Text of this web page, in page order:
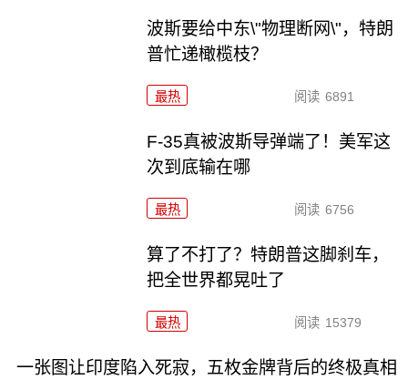
波斯要给中东\"物理断网\"，特朗
普忙递橄榄枝？
最热 阅读 6891
F-35真被波斯导弹端了！美军这
次到底输在哪
最热 阅读 6756
算了不打了？特朗普这脚刹车，
把全世界都晃吐了
最热 阅读 15379
一张图让印度陷入死寂，五枚金牌背后的终极真相